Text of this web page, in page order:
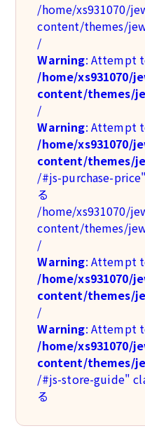
/home/xs931070/
content/themes/
/
Warning: Attempt
/home/xs931070/
content/themes/
/
Warning: Attempt
/home/xs931070/
content/themes/
/#js-purchase-
る
/home/xs931070/
content/themes/
/
Warning: Attempt
/home/xs931070/
content/themes/
/
Warning: Attempt
/home/xs931070/
content/themes/
/#js-store-guide"
る